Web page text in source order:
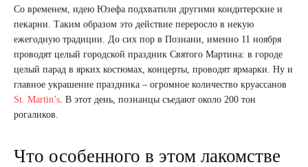
Со временем, идею Юзефа подхватили другими кондитерские и
пекарни. Таким образом это действие переросло в некую
ежегодную традиции. До сих пор в Познани, именно 11 ноября
проводят целый городской праздник Святого Мартина: в городе
целый парад в ярких костюмах, концерты, проводят ярмарки. Ну и
главное украшение праздника – огромное количество круассанов
St. Martin’s . В этот день, познанцы съедают около 200 тон
рогаликов.
Что особенного в этом лакомстве